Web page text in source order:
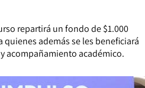
repartirá un fondo de $1.000
además se les beneficiará
acompañamiento académico.